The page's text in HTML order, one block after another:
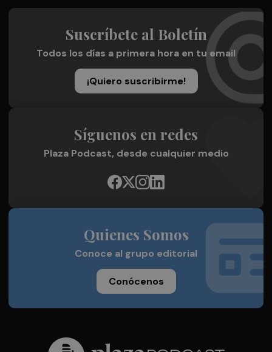
Suscríbete al Boletín
Todos los días a primera hora en tu email
¡Quiero suscribirme!
Síguenos en redes
Plaza Podcast, desde cualquier medio
Quienes Somos
Conoce al grupo editorial
Conócenos